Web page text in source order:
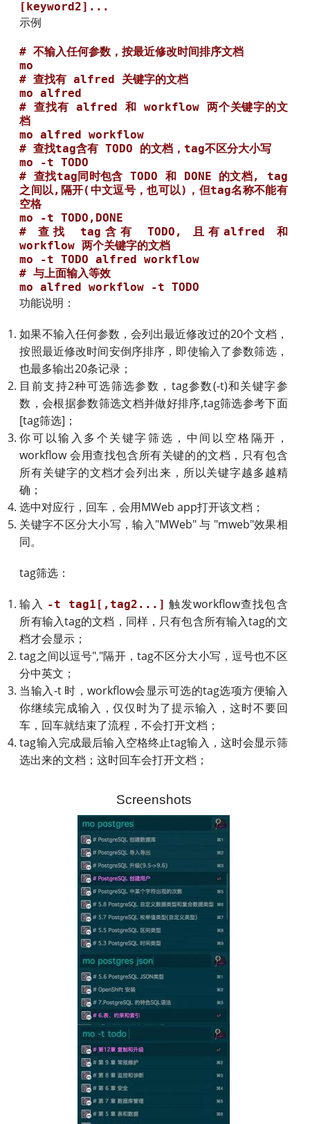
示例
# 不输入任何参数，按最近修改时间排序文档
mo
# 查找有 alfred 关键字的文档
mo alfred
# 查找有 alfred 和 workflow 两个关键字的文
档
mo alfred workflow
# 查找tag含有 TODO 的文档，tag不区分大小写
mo -t TODO
# 查找tag同时包含 TODO 和 DONE 的文档, tag
之间以,隔开(中文逗号，也可以)，但tag名称不能有
空格
mo -t TODO,DONE
# 查找 tag含有 TODO, 且有alfred 和
workflow 两个关键字的文档
mo -t TODO alfred workflow
# 与上面输入等效
功能说明：
如果不输入任何参数，会列出最近修改过的20个文档，
按照最近修改时间安倒序排序，即使输入了参数筛选，
也最多输出20条记录；
目前支持2种可选筛选参数，tag参数(-t)和关键字参
数，会根据参数筛选文档并做好排序,tag筛选参考下面
[tag筛选]；
你可以输入多个关键字筛选，中间以空格隔开，
workflow 会用查找包含所有关键的的文档，只有包含
所有关键字的文档才会列出来，所以关键字越多越精
确；
选中对应行，回车，会用MWeb app打开该文档；
关键字不区分大小写，输入"MWeb" 与 "mweb"效果相
同。
tag筛选：
输入 -t tag1[,tag2...] 触发workflow查找包含
所有输入tag的文档，同样，只有包含所有输入tag的文
档才会显示；
tag之间以逗号","隔开，tag不区分大小写，逗号也不区
分中英文；
当输入-t 时，workflow会显示可选的tag选项方便输入
你继续完成输入，仅仅时为了提示输入，这时不要回
车，回车就结束了流程，不会打开文档；
tag输入完成最后输入空格终止tag输入，这时会显示筛
选出来的文档；这时回车会打开文档；
Screenshots